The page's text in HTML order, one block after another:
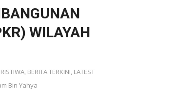
WILAYAH
, BERITA TERKINI, LATEST
Bin Yahya